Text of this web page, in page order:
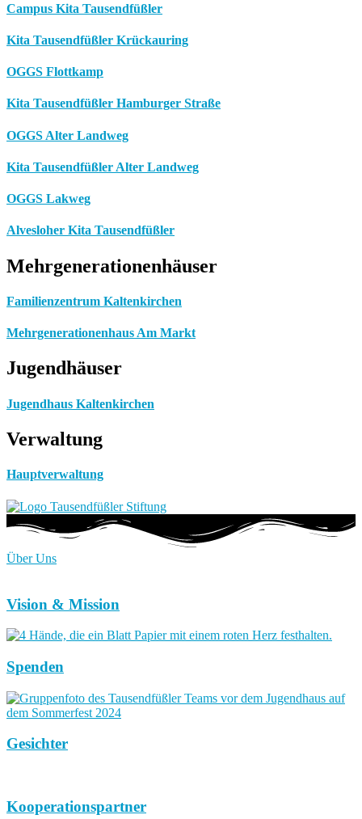
Campus Kita Tausendfüßler
Kita Tausendfüßler Krückauring
OGGS Flottkamp
Kita Tausendfüßler Hamburger Straße
OGGS Alter Landweg
Kita Tausendfüßler Alter Landweg
OGGS Lakweg
Alvesloher Kita Tausendfüßler
Mehrgenerationenhäuser
Familienzentrum Kaltenkirchen
Mehrgenerationenhaus Am Markt
Jugendhäuser
Jugendhaus Kaltenkirchen
Verwaltung
Hauptverwaltung
Über Uns
Vision & Mission
Spenden
Gesichter
Kooperationspartner